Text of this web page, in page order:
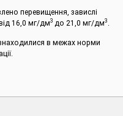
перевищення, завислі
16,0 мг/дм3 до 21,0 мг/дм3
знаходилися в межах норми